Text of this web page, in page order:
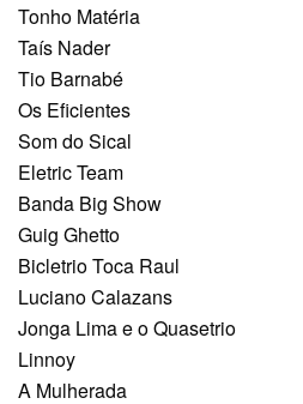
Tonho Matéria
Taís Nader
Tio Barnabé
Os Eficientes
Som do Sical
Eletric Team
Banda Big Show
Guig Ghetto
Bicletrio Toca Raul
Luciano Calazans
Jonga Lima e o Quasetrio
Linnoy
A Mulherada